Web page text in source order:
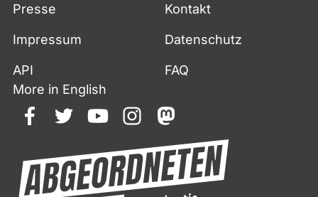
Presse Kontakt
Impressum Datenschutz
API
FAQ
More in English
facebooktwitteryoutubeinstagrammastodon